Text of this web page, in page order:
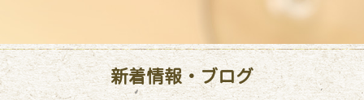
新着情報・ブログ